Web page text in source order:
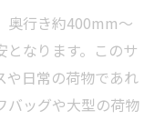
奥行き約400mm～
なります。このサ
や日常の荷物であれ
バッグや大型の荷物